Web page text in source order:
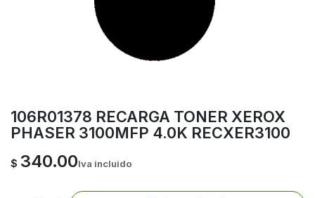
106R01378 RECARGA TONER XEROX
PHASER 3100MFP 4.0K RECXER3100
$ 340.00Iva incluido